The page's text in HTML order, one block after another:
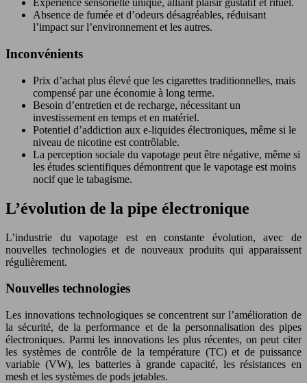
Expérience sensorielle unique, alliant plaisir gustatif et rituel.
Absence de fumée et d’odeurs désagréables, réduisant
l’impact sur l’environnement et les autres.
Inconvénients
Prix d’achat plus élevé que les cigarettes traditionnelles, mais
compensé par une économie à long terme.
Besoin d’entretien et de recharge, nécessitant un
investissement en temps et en matériel.
Potentiel d’addiction aux e-liquides électroniques, même si le
niveau de nicotine est contrôlable.
La perception sociale du vapotage peut être négative, même si
les études scientifiques démontrent que le vapotage est moins
nocif que le tabagisme.
L’évolution de la pipe électronique
L’industrie du vapotage est en constante évolution, avec de
nouvelles technologies et de nouveaux produits qui apparaissent
régulièrement.
Nouvelles technologies
Les innovations technologiques se concentrent sur l’amélioration de
la sécurité, de la performance et de la personnalisation des pipes
électroniques. Parmi les innovations les plus récentes, on peut citer
les systèmes de contrôle de la température (TC) et de puissance
variable (VW), les batteries à grande capacité, les résistances en
mesh et les systèmes de pods jetables.